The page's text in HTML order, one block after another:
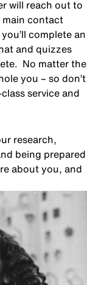
will reach out to
contact
complete an
and quizzes
No matter the
you – so don’t
service and
research,
being prepared
about you, and